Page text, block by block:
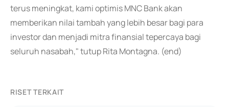
terus meningkat, kami optimis MNC Bank akan
memberikan nilai tambah yang lebih besar bagi para
investor dan menjadi mitra finansial tepercaya bagi
seluruh nasabah," tutup Rita Montagna. (end)
RISET TERKAIT